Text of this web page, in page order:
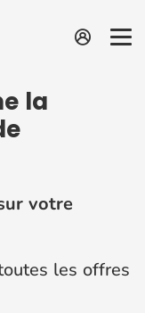
la
votre
les offres